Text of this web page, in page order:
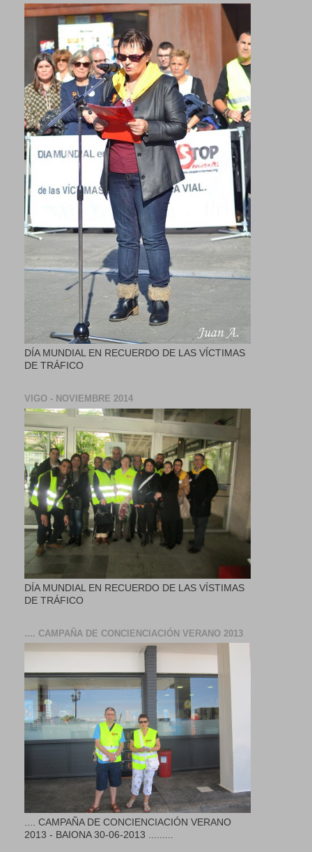
DÍA MUNDIAL EN RECUERDO DE LAS VÍCTIMAS
DE TRÁFICO
VIGO - NOVIEMBRE 2014
DÍA MUNDIAL EN RECUERDO DE LAS VÍSTIMAS
DE TRÁFICO
.... CAMPAÑA DE CONCIENCIACIÓN VERANO 2013
.... CAMPAÑA DE CONCIENCIACIÓN VERANO
2013 - BAIONA 30-06-2013 .........